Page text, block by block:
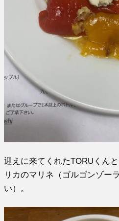
迎えに来てくれたTORUくん
リカのマリネ（ゴルゴンゾー
い）。